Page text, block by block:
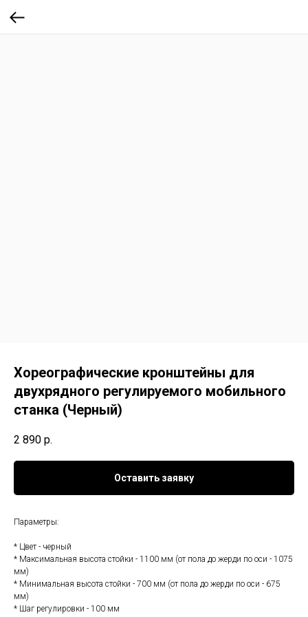
Хореографические кронштейны для
двухрядного регулируемого мобильного
станка (Черный)
2 890 р.
Оставить заявку
Параметры:
* Цвет - черный
* Максимальная высота стойки - 1100 мм (от пола до жерди по оси - 1075
мм)
* Минимальная высота стойки - 700 мм (от пола до жерди по оси - 675
мм)
* Шаг регулировки - 100 мм